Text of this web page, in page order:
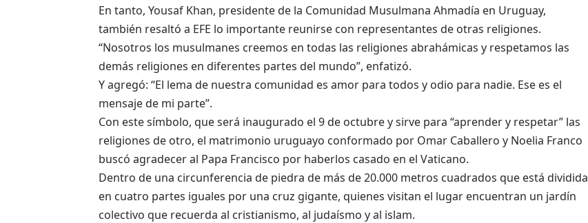
En tanto, Yousaf Khan, presidente de la Comunidad Musulmana Ahmadía en Uruguay,
también resaltó a EFE lo importante reunirse con representantes de otras religiones.
“Nosotros los musulmanes creemos en todas las religiones abrahámicas y respetamos las
demás religiones en diferentes partes del mundo”, enfatizó.
Y agregó: “El lema de nuestra comunidad es amor para todos y odio para nadie. Ese es el
mensaje de mi parte”.
Con este símbolo, que será inaugurado el 9 de octubre y sirve para “aprender y respetar” las
religiones de otro, el matrimonio uruguayo conformado por Omar Caballero y Noelia Franco
buscó agradecer al Papa Francisco por haberlos casado en el Vaticano.
Dentro de una circunferencia de piedra de más de 20.000 metros cuadrados que está dividida
en cuatro partes iguales por una cruz gigante, quienes visitan el lugar encuentran un jardín
colectivo que recuerda al cristianismo, al judaísmo y al islam.